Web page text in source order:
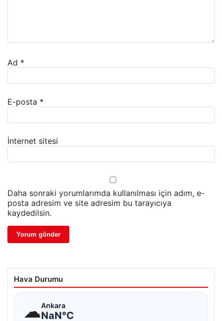
Ad *
E-posta *
İnternet sitesi
Daha sonraki yorumlarımda kullanılması için adım, e-
posta adresim ve site adresim bu tarayıcıya
kaydedilsin.
Hava Durumu
☁Ankara
NaN°C